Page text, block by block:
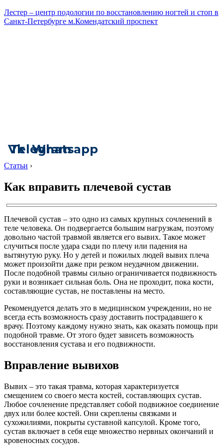
Лестер – центр подологии по восстановлению ногтей и стоп в
Санкт-Петербурге м.Комендатский проспект
Vk
Telegram
Whatsapp
Статьи ›
Как вправить плечевой сустав
Плечевой сустав – это одно из самых крупных сочленений в
теле человека. Он подвергается большим нагрузкам, поэтому
довольно частой травмой является его вывих. Такое может
случиться после удара сзади по плечу или падения на
вытянутую руку. Но у детей и пожилых людей вывих плеча
может произойти даже при резком неудачном движении.
После подобной травмы сильно ограничивается подвижность
руки и возникает сильная боль. Она не проходит, пока кости,
составляющие сустав, не поставлены на место.
Рекомендуется делать это в медицинском учреждении, но не
всегда есть возможность сразу доставить пострадавшего к
врачу. Поэтому каждому нужно знать, как оказать помощь при
подобной травме. От этого будет зависеть возможность
восстановления сустава и его подвижности.
Вправление вывихов
Вывих – это такая травма, которая характеризуется
смещением со своего места костей, составляющих сустав.
Любое сочленение представляет собой подвижное соединение
двух или более костей. Они скреплены связками и
сухожилиями, покрыты суставной капсулой. Кроме того,
сустав включает в себя еще множество нервных окончаний и
кровеносных сосудов.